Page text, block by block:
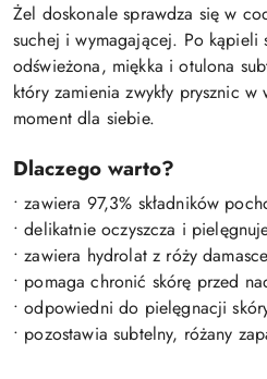
Żel doskonale sprawdza się w
suchej i wymagającej. Po kąpieli
odświeżona, miękka i otulona
który zamienia zwykły prysznic
moment dla siebie.
Dlaczego warto?
• zawiera 97,3% składników
• delikatnie oczyszcza i
• zawiera hydrolat z róży
• pomaga chronić skórę przed
• odpowiedni do pielęgnacji
• pozostawia subtelny, różany